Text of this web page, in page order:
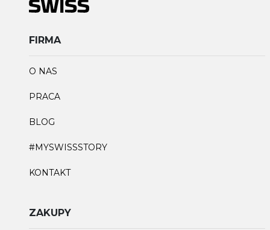
FIRMA
O NAS
PRACA
BLOG
#MYSWISSSTORY
KONTAKT
ZAKUPY